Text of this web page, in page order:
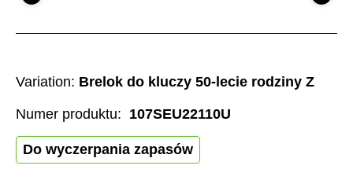
Variation: Brelok do kluczy 50-lecie rodziny Z
Do wyczerpania zapasów
Numer produktu: 107SEU22110U